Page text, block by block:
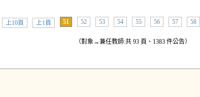
上10頁 上1頁 51 52 53 54 55 56 57 58
（對象→兼任教師:共 93 頁、1383 件公告）